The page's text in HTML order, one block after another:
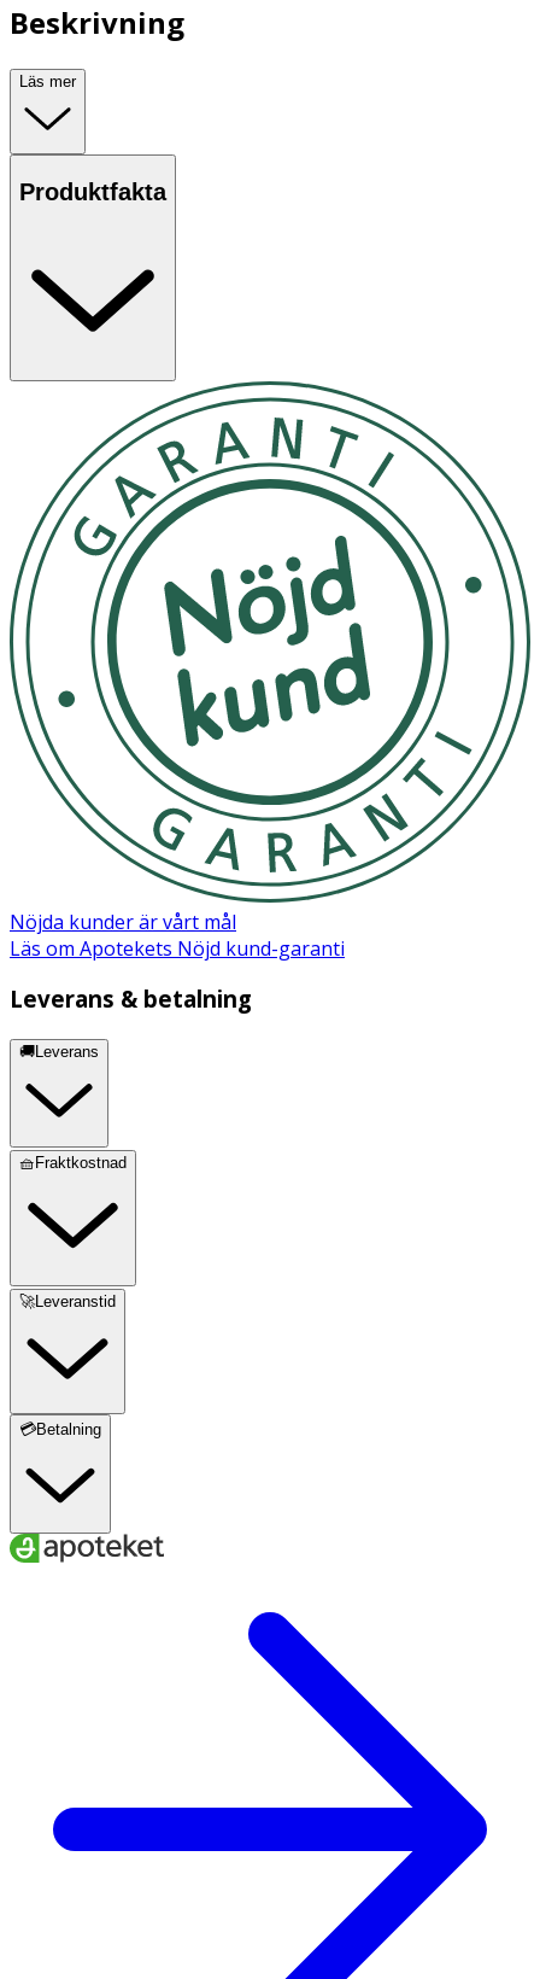
Beskrivning
Läs mer
Produktfakta
Nöjda kunder är vårt mål
Läs om Apotekets Nöjd kund-garanti
Leverans & betalning
🚚Leverans
🧺Fraktkostnad
🚀Leveranstid
💳Betalning